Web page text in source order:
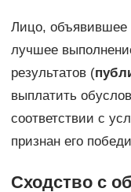
Лицо, объявившее
лучшее
результатов (
выплатить
соответствии с
признан его
Сходство с